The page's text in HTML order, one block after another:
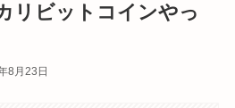
ビットコインやっ
8月23日